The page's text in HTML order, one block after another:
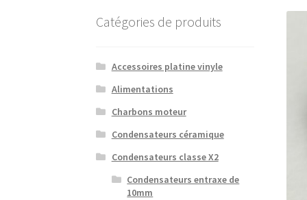
Catégories de produits
Accessoires platine vinyle
Alimentations
Charbons moteur
Condensateurs céramique
Condensateurs classe X2
Condensateurs entraxe de
10mm